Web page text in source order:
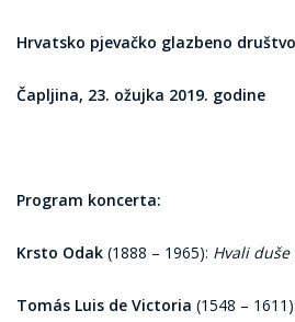
Hrvatsko pjevačko glazbeno
Čapljina, 23. ožujka 2019. godine
Program koncerta:
Krsto Odak (1888 – 1965): Hvali
Tomás Luis de Victoria (1548 – 1611):